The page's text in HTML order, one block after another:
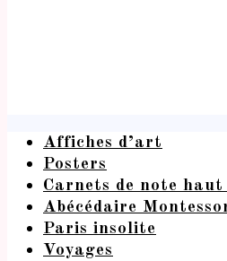
Affiches d’art
Posters
Carnets de note haut
Abécédaire
Paris insolite
Voyages